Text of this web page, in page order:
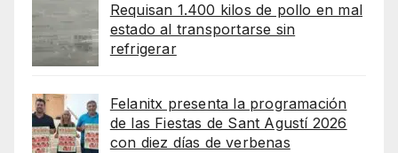
Requisan 1.400 kilos de pollo en mal
estado al transportarse sin
refrigerar
Felanitx presenta la programación
de las Fiestas de Sant Agustí 2026
con diez días de verbenas